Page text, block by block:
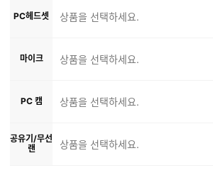
PC헤드셋 상품을 선택하세요.
마이크 상품을 선택하세요.
PC 캠 상품을 선택하세요.
공유기/무선
랜
상품을 선택하세요.